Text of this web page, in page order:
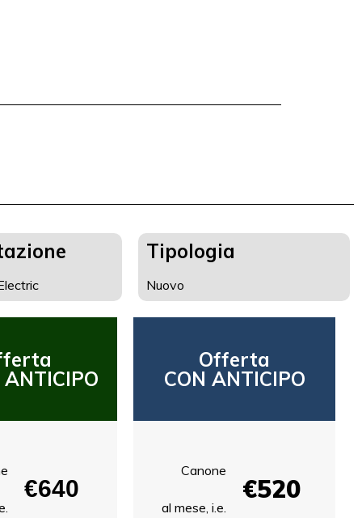
Tipologia
Nuovo
€640
Offerta
CON ANTICIPO
Canone
al mese, i.e.
€520